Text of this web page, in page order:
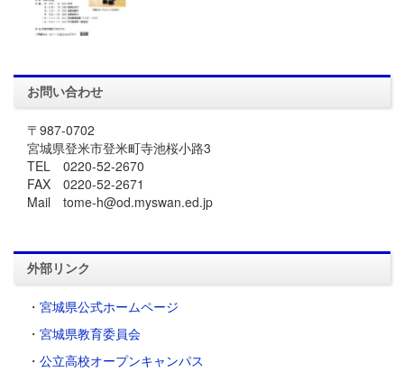
お問い合わせ
〒987-0702
宮城県登米市登米町寺池桜小路3
TEL 0220-52-2670
FAX 0220-52-2671
Mail tome-h@od.myswan.ed.jp
外部リンク
・ 宮城県公式ホームページ
・ 宮城県教育委員会
・ 公立高校オープンキャンパス